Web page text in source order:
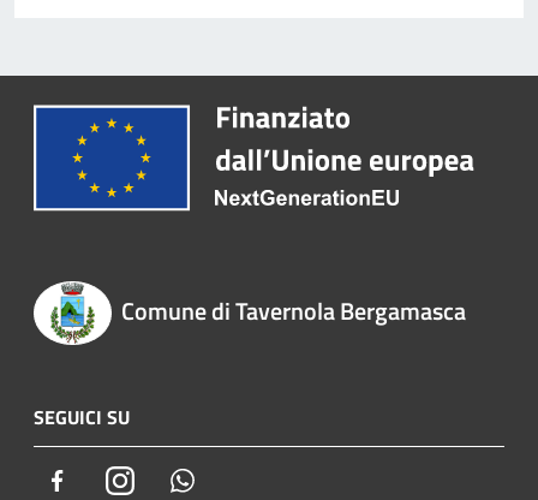
Comune di Tavernola Bergamasca
SEGUICI SU
FacebookInstagram